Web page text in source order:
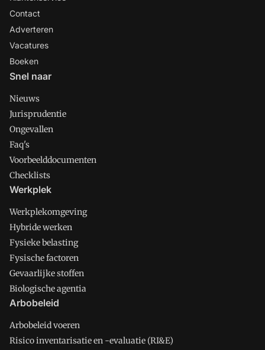
Contact
Adverteren
Vacatures
Boeken
Snel naar
Nieuws
Jurisprudentie
Ongevallen
Faq's
Voorbeelddocumenten
Checklists
Werkplek
Werkplekomgeving
Hybride werken
Fysieke belasting
Fysische factoren
Gevaarlijke stoffen
Biologische agentia
Arbobeleid
Arbobeleid voeren
Risico inventarisatie en -evaluatie (RI&E)